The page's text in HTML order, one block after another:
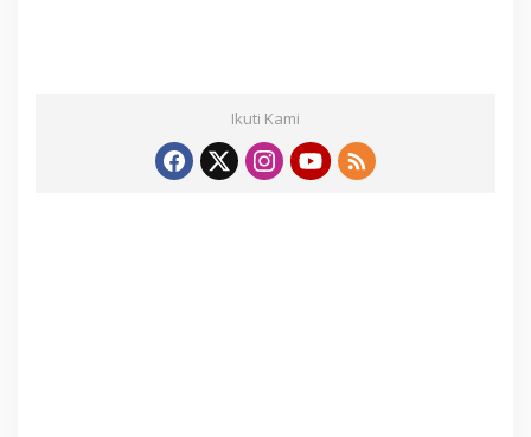
Ikuti Kami